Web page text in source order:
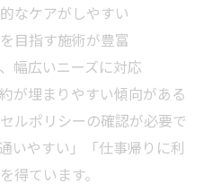
なケアがしやすい
目指す施術が豊富
幅広いニーズに対応
が埋まりやすい傾向がある
ルポリシーの確認が必要で
いやすい」「仕事帰りに利
得ています。